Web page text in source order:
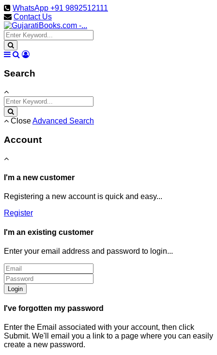
WhatsApp +91 9892512111
Contact Us
Search
CloseAdvanced Search
Account
I'm a new customer
Registering a new account is quick and easy...
Register
I'm an existing customer
Enter your email address and password to login...
Login
I've forgotten my password
Enter the Email associated with your account, then click
Submit. We'll email you a link to a page where you can easily
create a new password.